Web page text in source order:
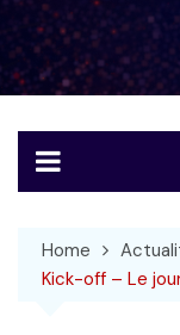
to
content
Le football américain
Home
Kick-off – Le